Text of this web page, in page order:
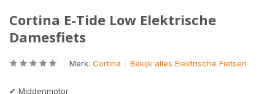
Cortina E-Tide Low Elektrische
Damesfiets
Merk: Cortina Bekijk alles Elektrische Fietsen
✔ Middenmotor